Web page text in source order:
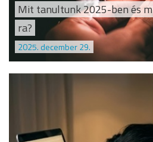
Mit tanultunk 2025-ben és
ra?
2025. december 29.